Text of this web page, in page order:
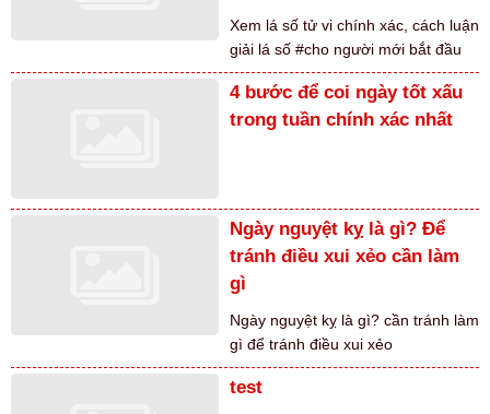
Xem lá số tử vi chính xác, cách luận
giải lá số #cho người mới bắt đầu
4 bước để coi ngày tốt xấu
trong tuần chính xác nhất
Ngày nguyệt kỵ là gì? Để
tránh điều xui xẻo cần làm
gì
Ngày nguyệt kỵ là gì? cần tránh làm
gì để tránh điều xui xẻo
test